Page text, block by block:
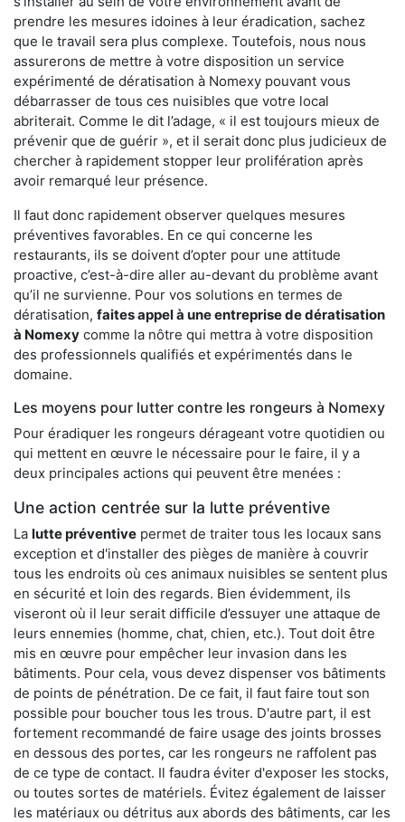
prendre les mesures idoines à leur éradication, sachez
que le travail sera plus complexe. Toutefois, nous nous
assurerons de mettre à votre disposition un service
expérimenté de dératisation à Nomexy pouvant vous
débarrasser de tous ces nuisibles que votre local
abriterait. Comme le dit l’adage, « il est toujours mieux de
prévenir que de guérir », et il serait donc plus judicieux de
chercher à rapidement stopper leur prolifération après
avoir remarqué leur présence.
Il faut donc rapidement observer quelques mesures
préventives favorables. En ce qui concerne les
restaurants, ils se doivent d’opter pour une attitude
proactive, c’est-à-dire aller au-devant du problème avant
qu’il ne survienne. Pour vos solutions en termes de
dératisation, faites appel à une entreprise de dératisation
à Nomexy comme la nôtre qui mettra à votre disposition
des professionnels qualifiés et expérimentés dans le
domaine.
Les moyens pour lutter contre les rongeurs à Nomexy
Pour éradiquer les rongeurs dérageant votre quotidien ou
qui mettent en œuvre le nécessaire pour le faire, il y a
deux principales actions qui peuvent être menées :
Une action centrée sur la lutte préventive
La lutte préventive permet de traiter tous les locaux sans
exception et d'installer des pièges de manière à couvrir
tous les endroits où ces animaux nuisibles se sentent plus
en sécurité et loin des regards. Bien évidemment, ils
viseront où il leur serait difficile d’essuyer une attaque de
leurs ennemies (homme, chat, chien, etc.). Tout doit être
mis en œuvre pour empêcher leur invasion dans les
bâtiments. Pour cela, vous devez dispenser vos bâtiments
de points de pénétration. De ce fait, il faut faire tout son
possible pour boucher tous les trous. D'autre part, il est
fortement recommandé de faire usage des joints brosses
en dessous des portes, car les rongeurs ne raffolent pas
de ce type de contact. Il faudra éviter d'exposer les stocks,
ou toutes sortes de matériels. Évitez également de laisser
les matériaux ou détritus aux abords des bâtiments, car les